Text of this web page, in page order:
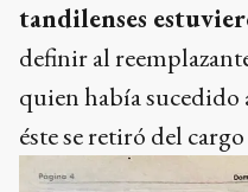
tandilenses
definir al
quien había
éste se retiró del